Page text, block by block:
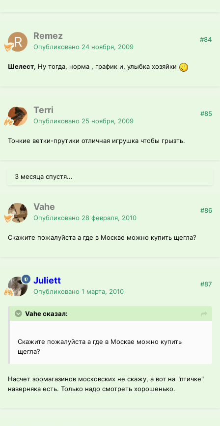
Remez
Опубликовано 24 ноября, 2009
#84
Шелест, Ну тогда, норма , график и, улыбка хозяйки
Terri
Опубликовано 25 ноября, 2009
#85
Тонкие ветки-прутики отличная игрушка чтобы грызть.
3 месяца спустя...
Vahe
Опубликовано 28 февраля, 2010
#86
Скажите пожалуйста а где в Москве можно купить щегла?
Juliett
Опубликовано 1 марта, 2010
#87
Vahe сказал:
Скажите пожалуйста а где в Москве можно купить
щегла?
Насчет зоомагазинов московских не скажу, а вот на "птичке"
наверняка есть. Только надо смотреть хорошенько.